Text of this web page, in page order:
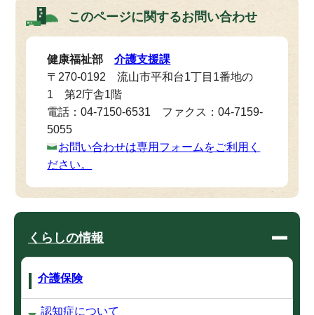
このページに関するお問い合わせ
健康福祉部介護支援課
〒270-0192 流山市平和台1丁目1番地の
1 第2庁舎1階
電話：04-7150-6531 ファクス：04-7159-
5055
お問い合わせは専用フォームをご利用く
ださい。
くらしの情報
介護保険
認知症について